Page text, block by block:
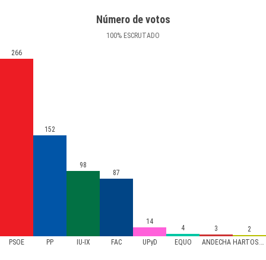
Número de votos
100% ESCRUTADO
PSOE PP IU-IX FAC UPyD EQUO ANDECHA HARTOS.ORG
266
152
98
87
14
4 3 2